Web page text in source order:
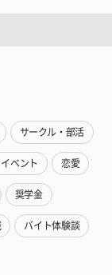
サークル・部活
ベント 恋愛
奨学金
バイト体験談